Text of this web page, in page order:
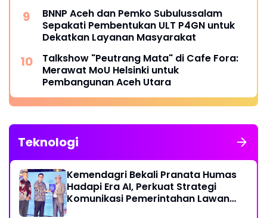
BNNP Aceh dan Pemko Subulussalam
Sepakati Pembentukan ULT P4GN untuk
Dekatkan Layanan Masyarakat
Talkshow "Peutrang Mata" di Cafe Fora:
Merawat MoU Helsinki untuk
Pembangunan Aceh Utara
Teknologi
Kemendagri Bekali Pranata Humas
Hadapi Era AI, Perkuat Strategi
Komunikasi Pemerintahan Lawan